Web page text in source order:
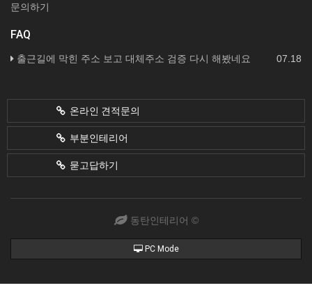
문의하기
FAQ
07.18
출근길에 막힌 주소 보고 대체주소 검증 다시 해봤네요
온라인 견적문의
부분인테리어
묻고답하기
동탄인테리어 ©
PC Mode